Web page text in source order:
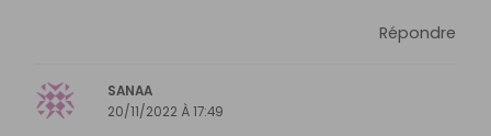
Répondre
SANAA
20/11/2022 À 17:49